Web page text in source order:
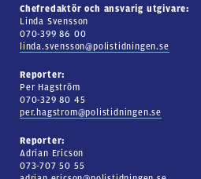
Chefredaktör och ansvarig utgivare:
Linda Svensson
070-399 86 00
linda.svensson@polistidningen.se
Reporter:
Per Hagström
070-329 80 45
per.hagstrom@polistidningen.se
Reporter:
Adrian Ericson
073-707 50 55